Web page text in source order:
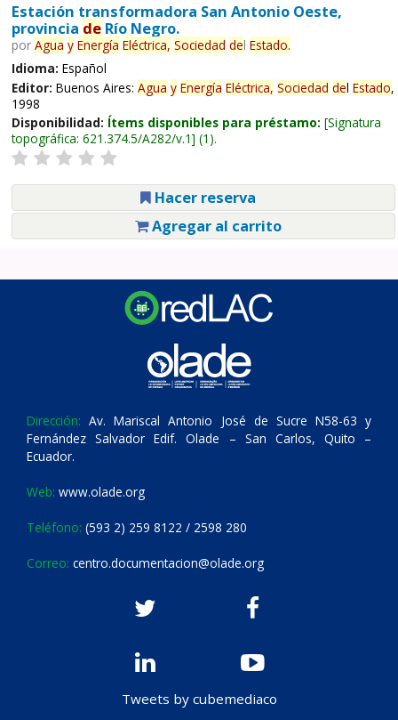
Estación transformadora San Antonio Oeste,
provincia deRío Negro.
por Agua y Energía Eléctrica, Sociedad del Estado.
Idioma: Español
Editor: Buenos Aires: Agua y Energía Eléctrica, Sociedad del Estado,
1998
Disponibilidad: Ítems disponibles para préstamo: Signatura
topográfica: 621.374.5/A282/v.1 (1).
Hacer reserva
Agregar al carrito
Dirección: Av. Mariscal Antonio José de Sucre N58-63 y
Fernández Salvador Edif. Olade – San Carlos, Quito –
Ecuador.
Web: www.olade.org
Teléfono: (593 2) 259 8122 / 2598 280
Correo: centro.documentacion@olade.org
Tweets by cubemediaco